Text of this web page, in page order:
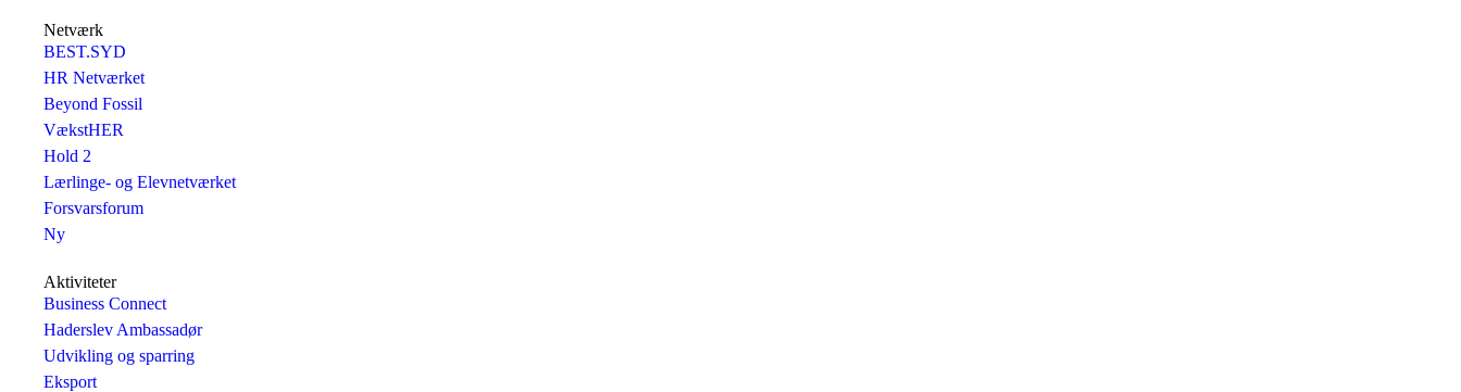
Netværk
BEST.SYD
HR Netværket
Beyond Fossil
VækstHER
Hold 2
Lærlinge- og Elevnetværket
Forsvarsforum
Ny
Aktiviteter
Business Connect
Haderslev Ambassadør
Udvikling og sparring
Eksport